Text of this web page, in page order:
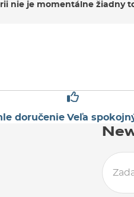
nie je momentálne žiadny
doručenie Veľa